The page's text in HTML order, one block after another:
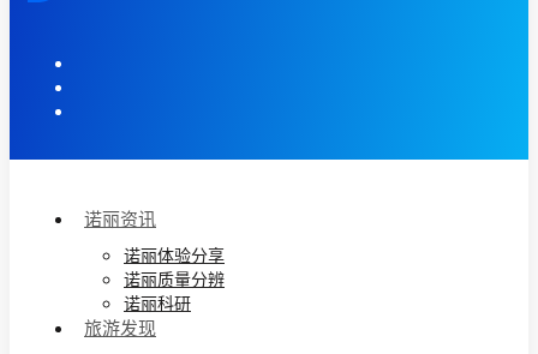
诺丽资讯
诺丽体验分享
诺丽质量分辨
诺丽科研
旅游发现